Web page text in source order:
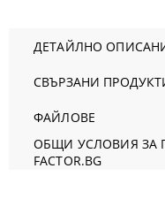
ДЕТАЙЛНО
СВЪРЗАНИ
ФАЙЛОВЕ
ОБЩИ УСЛОВИЯ ЗА
FACTOR.BG